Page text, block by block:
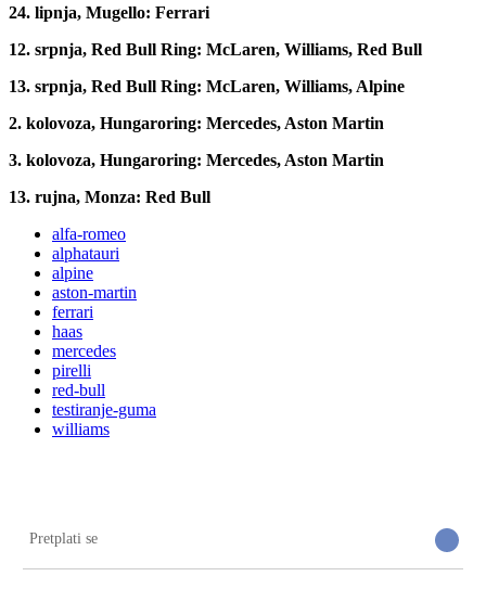
24. lipnja, Mugello: Ferrari
12. srpnja, Red Bull Ring: McLaren, Williams, Red Bull
13. srpnja, Red Bull Ring: McLaren, Williams, Alpine
2. kolovoza, Hungaroring: Mercedes, Aston Martin
3. kolovoza, Hungaroring: Mercedes, Aston Martin
13. rujna, Monza: Red Bull
alfa-romeo
alphatauri
alpine
aston-martin
ferrari
haas
mercedes
pirelli
red-bull
testiranje-guma
williams
Pretplati se